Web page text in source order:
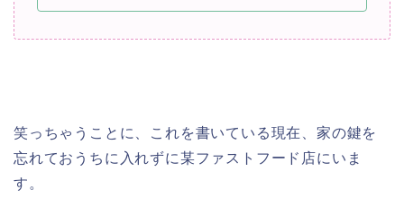
笑っちゃうことに、これを書いている現在、家の鍵を
忘れておうちに入れずに某ファストフード店にいま
す。